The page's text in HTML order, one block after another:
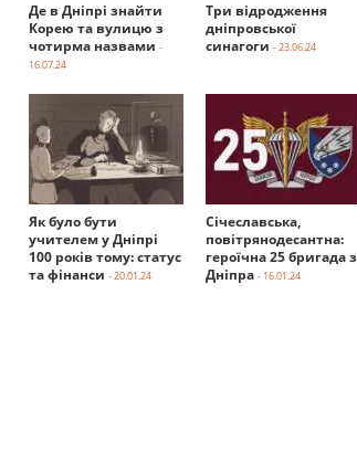
Де в Дніпрі знайти
Корею та вулицю з
чотирма назвами -
16.07.24
Три відродження
дніпровської
синагоги - 23.06.24
Як було бути
учителем у Дніпрі
100 років тому: статус
та фінанси - 20.01.24
Січеславська,
повітрянодесантна:
героїчна 25 бригада з
Дніпра - 16.01.24